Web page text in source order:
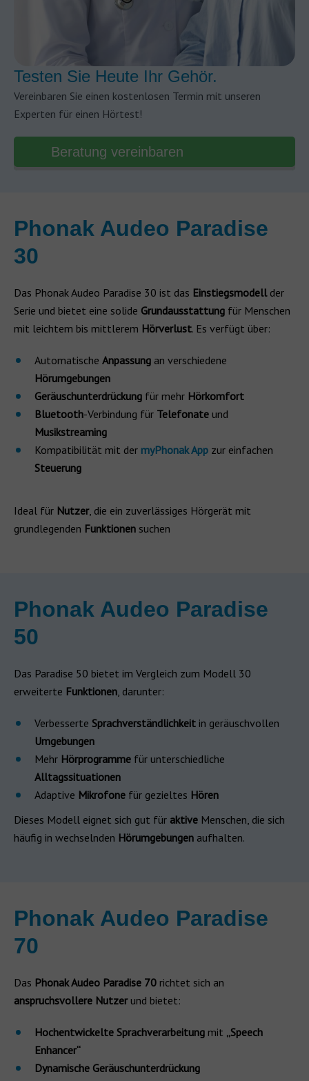
Testen Sie Heute Ihr Gehör.
Vereinbaren Sie einen kostenlosen Termin mit unseren
Experten für einen Hörtest!
Beratung vereinbaren
Phonak Audeo Paradise
30
Das Phonak Audeo Paradise 30 ist das Einstiegsmodellder
Serie und bietet eine solide Grundausstattung für Menschen
mit leichtem bis mittlerem Hörverlust. Es verfügt über:
Automatische Anpassung an verschiedene
Hörumgebungen
Geräuschunterdrückung für mehr Hörkomfort
Bluetooth-Verbindung für Telefonate und
Musikstreaming
Kompatibilität mit der myPhonak App zur einfachen
Steuerung
Ideal für Nutzer, die ein zuverlässiges Hörgerät mit
grundlegenden Funktionen suchen
Phonak Audeo Paradise
50
Das Paradise 50 bietet im Vergleich zum Modell 30
erweiterte Funktionen, darunter:
Verbesserte Sprachverständlichkeit in geräuschvollen
Umgebungen
Mehr Hörprogramme für unterschiedliche
Alltagssituationen
Adaptive Mikrofone für gezieltes Hören
Dieses Modell eignet sich gut für aktive Menschen, die sich
häufig in wechselnden Hörumgebungen aufhalten.
Phonak Audeo Paradise
70
Das Phonak Audeo Paradise 70 richtet sich an
anspruchsvollere Nutzerund bietet:
Hochentwickelte Sprachverarbeitung mit „Speech
Enhancer“
Dynamische Geräuschunterdrückung